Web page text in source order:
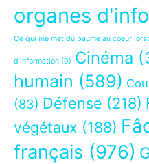
organes
Ce qui me met du baume au coeur
d’information (9) Cinéma
humain (589)
(83) Défense (218)
végétaux (188)
français (976)